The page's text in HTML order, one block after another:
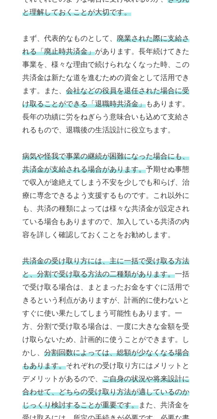
と理解しておくことが大切です。
まず、代表的なものとして、 廃業された際に支給さ
れる「廃止時共済金」があります。長年続けてきた
事業を、様々な理由で続けられなくなった時、この
共済金は新たな道を進むための資金として活用でき
ます。また、 会社などの役員を退任された場合に受
け取ることができる「退職時共済金」もあります。
長年の功績に労をねぎらう意味合いも込めて支給さ
れるもので、退職後の生活設計に役立ちます。
病気や怪我で事業の継続が困難になった場合にも、
共済金が支給される場合があります。予期せぬ事態
で収入が途絶えてしまう不安を少しでも和らげ、治
療に専念できるよう支援するものです。これ以外に
も、共済の種類によっては様々な共済金が設定され
ている場合もありますので、加入している共済の内
容を詳しく確認しておくことをお勧めします。
共済金の受け取り方には、主に一括で受け取る方法
と、分割で受け取る方法の二種類があります。一括
で受け取る場合は、まとまったお金をすぐに活用で
きるという利点がありますが、計画的に使わないと
すぐに使い果たしてしまう可能性もあります。一
方、分割で受け取る場合は、一度に大きな金額を受
け取らないため、計画的に使うことができます。し
かし、 分割回数によっては、総額が少なくなる場合
もあります。それぞれの受け取り方にはメリットと
デメリットがあるので、 ご自身の状況や将来設計に
合わせて、どちらの受け取り方法が適しているのか
じっくり検討することが重要です。また、共済金を